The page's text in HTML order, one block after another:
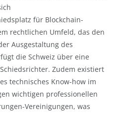
für Blockchain-
rechtlichen Umfeld, das den
Ausgestaltung des
die Schweiz über eine
Zudem existiert
technisches Know-how im
wichtigen professionellen
Vereinigungen, was